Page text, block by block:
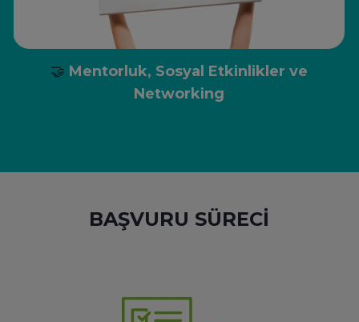
🤝 Mentorluk, Sosyal Etkinlikler ve
Networking
BAŞVURU SÜRECİ